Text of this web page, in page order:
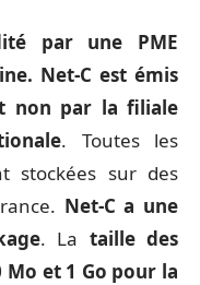
par une PME
Net-C est émis
non par la filiale
. Toutes les
stockées sur des
Net-C a une
. La taille des
et 1 Go pour la